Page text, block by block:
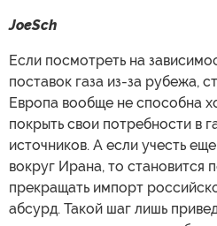
JoeSch
Если посмотреть на
поставок газа из-за рубежа,
Европа вообще не способна
покрыть свои потребности в
источников. А если учесть
вокруг Ирана, то становится
прекращать импорт
абсурд. Такой шаг лишь